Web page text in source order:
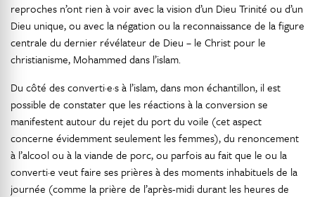
reproches n’ont rien à voir avec la vision d’un Dieu Trinité ou d’un
Dieu unique, ou avec la négation ou la reconnaissance de la figure
centrale du dernier révélateur de Dieu – le Christ pour le
christianisme, Mohammed dans l’islam.
Du côté des converti·e·s à l’islam, dans mon échantillon, il est
possible de constater que les réactions à la conversion se
manifestent autour du rejet du port du voile (cet aspect
concerne évidemment seulement les femmes), du renoncement
à l’alcool ou à la viande de porc, ou parfois au fait que le ou la
converti·e veut faire ses prières à des moments inhabituels de la
journée (comme la prière de l’après-midi durant les heures de